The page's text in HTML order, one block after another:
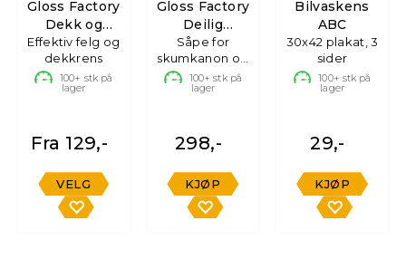
Gloss Factory
Dekk og
Felgrens
Effektiv felg og
dekkrens
100+ stk på
lager
Fra 129,-
VELG
Gloss Factory
Deilig
Bilshampo
m/balsam
Såpe for
skumkanon og
bøtte, 3L
100+ stk på
lager
298,-
KJØP
Bilvaskens
ABC
30x42 plakat, 3
sider
100+ stk på
lager
29,-
KJØP